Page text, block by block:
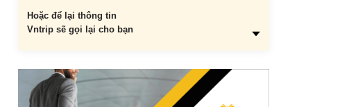
Hoặc để lại thông tin
Vntrip sẽ gọi lại cho bạn